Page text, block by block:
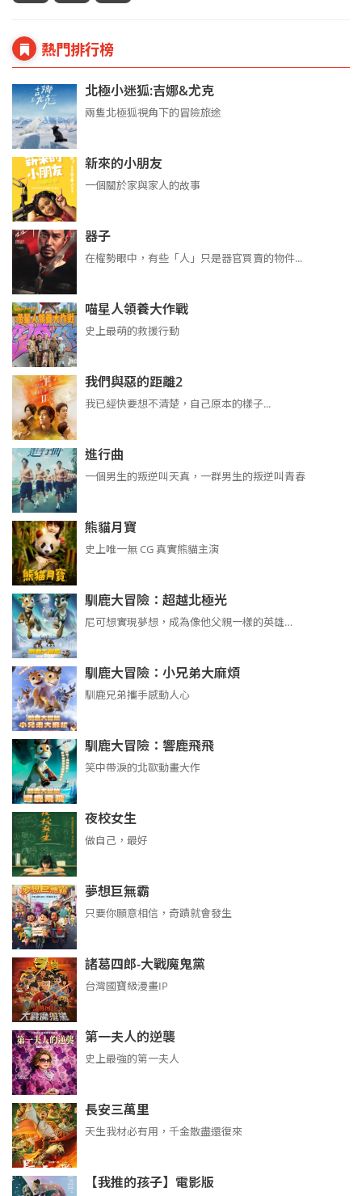
熱門排行榜
北極小迷狐:吉娜&尤克
兩隻北極狐視角下的冒險旅途
新來的小朋友
一個關於家與家人的故事
器子
在權勢眼中，有些「人」只是器官買賣的物件...
喵星人領養大作戰
史上最萌的救援行動
我們與惡的距離2
我已經快要想不清楚，自己原本的樣子...
進行曲
​​​一個男生的叛逆叫天真，一群男生的叛逆叫青春
熊貓月寶
史上唯一無 CG 真實熊貓主演
馴鹿大冒險：超越北極光
尼可想實現夢想，成為像他父親一樣的英雄…
馴鹿大冒險：小兄弟大麻煩
馴鹿兄弟攜手感動人心
馴鹿大冒險：響鹿飛飛
笑中帶淚的北歐動畫大作
夜校女生
做自己，最好
夢想巨無霸
只要你願意相信，奇蹟就會發生
諸葛四郎-大戰魔鬼黨
台灣國寶級漫畫IP
第一夫人的逆襲
史上最強的第一夫人
長安三萬里
天生我材必有用，千金散盡還復來
【我推的孩子】電影版